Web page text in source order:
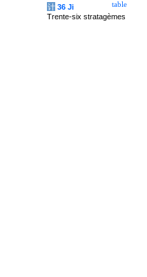
table
计 36 Ji
Trente-six stratagèmes